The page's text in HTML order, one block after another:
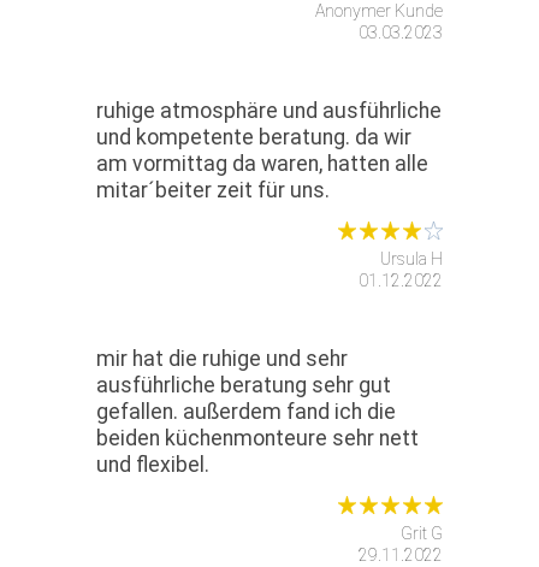
Anonymer Kunde
03.03.2023
ruhige atmosphäre und ausführliche
und kompetente beratung. da wir
am vormittag da waren, hatten alle
mitar´beiter zeit für uns.
Ursula H
01.12.2022
mir hat die ruhige und sehr
ausführliche beratung sehr gut
gefallen. außerdem fand ich die
beiden küchenmonteure sehr nett
und flexibel.
Grit G
29.11.2022